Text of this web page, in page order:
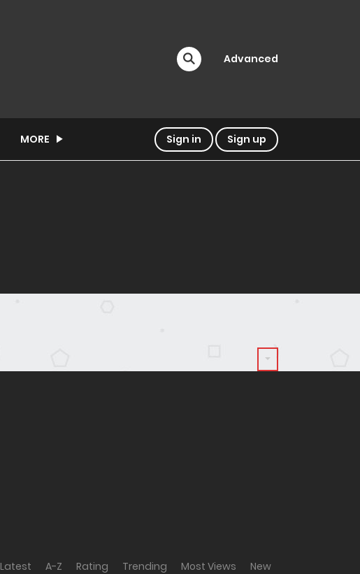
Advanced
MORE Sign in Sign up
Latest A-Z Rating Trending Most Views New